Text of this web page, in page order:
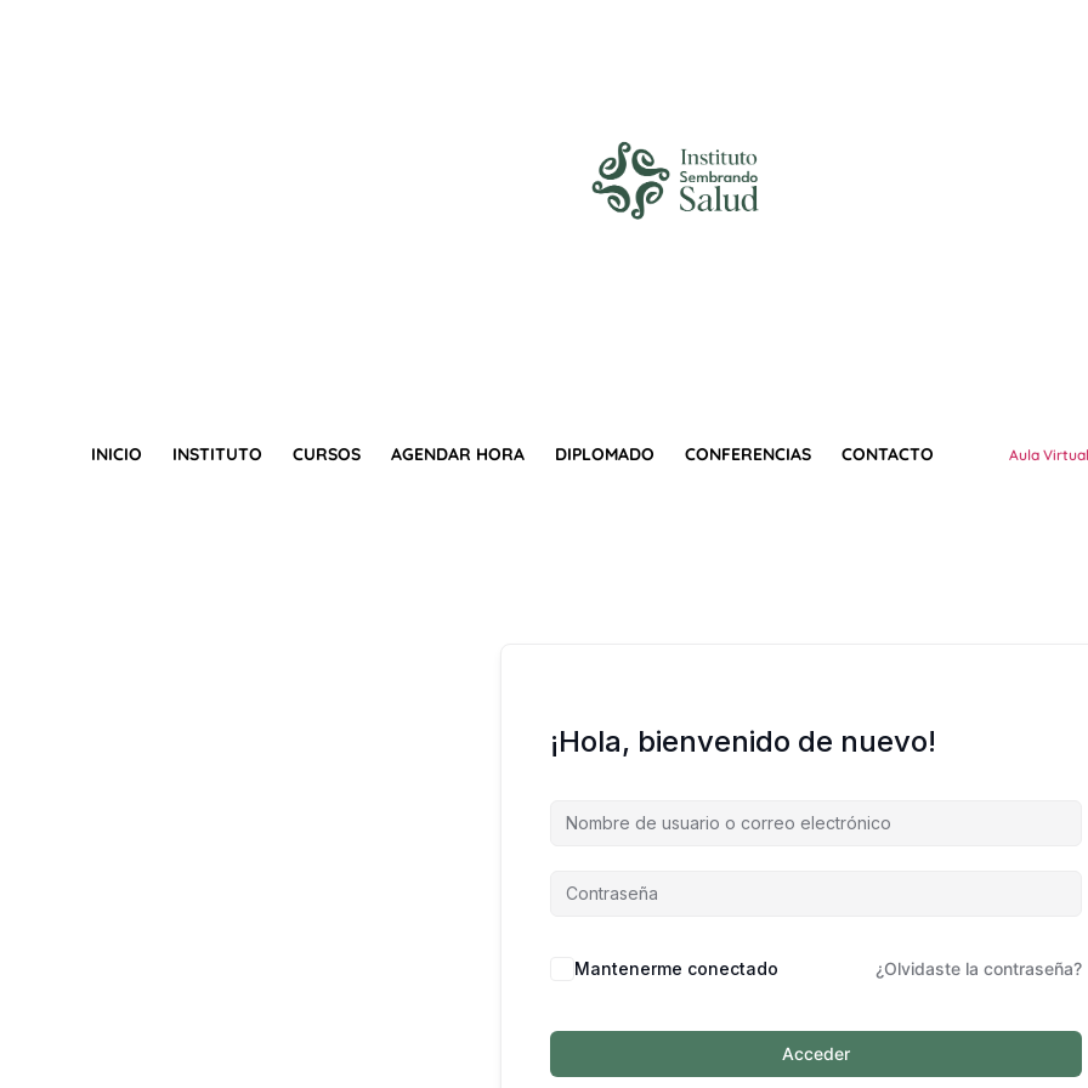
INICIO INSTITUTO CURSOS AGENDAR HORA DIPLOMADO CONFERENCIAS CONTACTO Aula Virtual
¡Hola, bienvenido de nuevo!
Mantenerme conectado ¿Olvidaste la contraseña?
Acceder